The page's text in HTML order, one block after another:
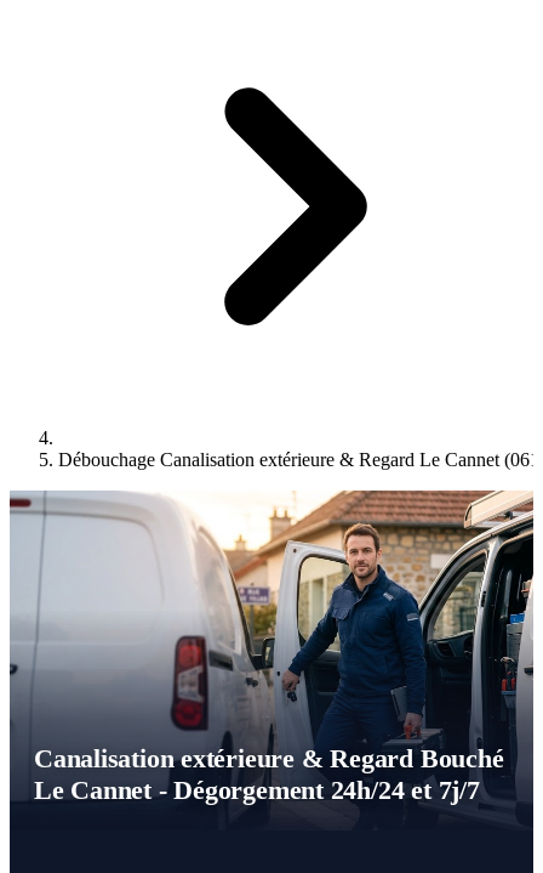
Débouchage Canalisation extérieure & Regard Le Cannet
Canalisation extérieure & Regard Bouché
Le Cannet - Dégorgement 24h/24 et 7j/7